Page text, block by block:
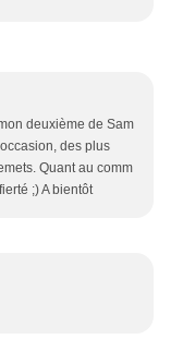
deuxième de Sam
des plus
Quant au comm
;) A bientôt